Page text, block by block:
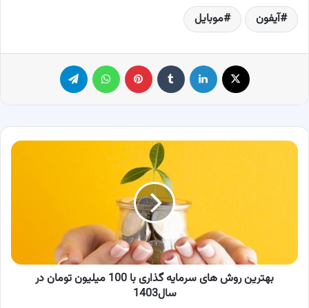
آیفون موبایل
لینکدین ‫تامبلر پینترست
بهترین
تومان
بهترین روش های سرمایه گذاری با 100 میلیون تومان در
سال1403